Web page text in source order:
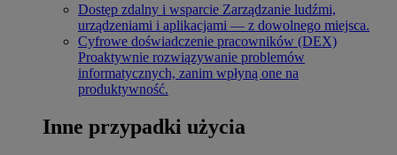
Dostęp zdalny i wsparcie Zarządzanie ludźmi,
urządzeniami i aplikacjami — z dowolnego miejsca.
Cyfrowe doświadczenie pracowników (DEX)
Proaktywnie rozwiązywanie problemów
informatycznych, zanim wpłyną one na
produktywność.
Inne przypadki użycia